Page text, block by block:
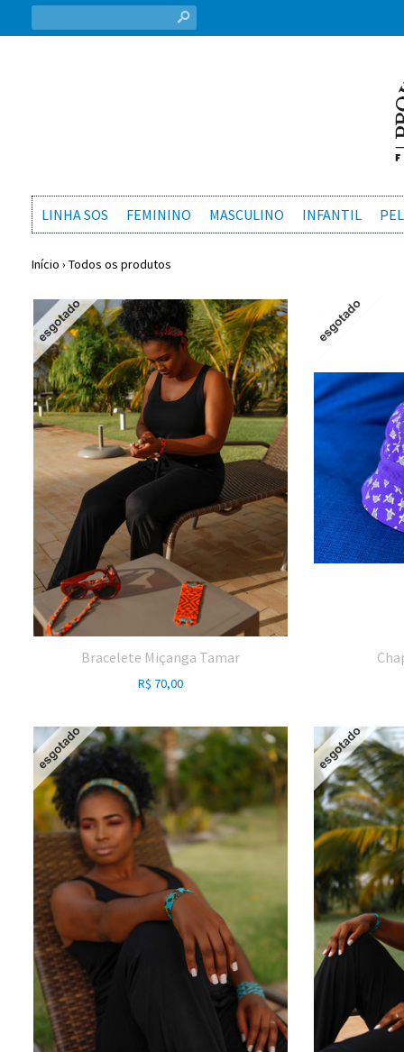
s
LINHA SOS FEMININO MASCULINO INFANTIL
Início › Todos os produtos
Bracelete Miçanga Tamar
R$ 70,00